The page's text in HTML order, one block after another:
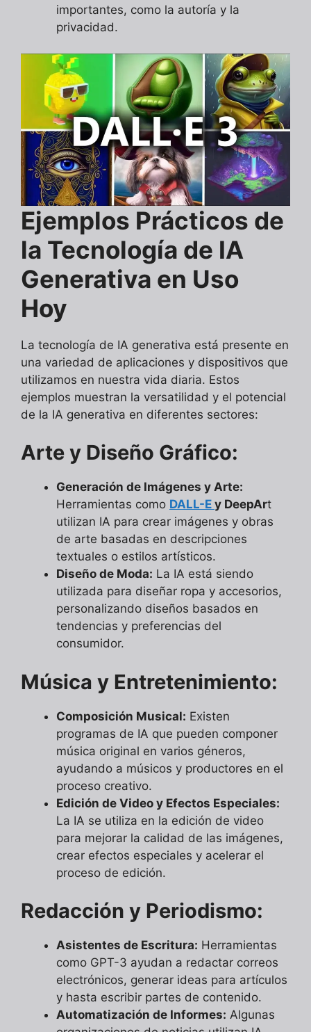
importantes, como la autoría y la
privacidad.
Ejemplos Prácticos de
la Tecnología de IA
Generativa en Uso
Hoy
La tecnología de IA generativa está presente en
una variedad de aplicaciones y dispositivos que
utilizamos en nuestra vida diaria. Estos
ejemplos muestran la versatilidad y el potencial
de la IA generativa en diferentes sectores:
Arte y Diseño Gráfico:
Generación de Imágenes y Arte:
Herramientas como DALL-E y DeepArt
utilizan IA para crear imágenes y obras
de arte basadas en descripciones
textuales o estilos artísticos.
Diseño de Moda: La IA está siendo
utilizada para diseñar ropa y accesorios,
personalizando diseños basados en
tendencias y preferencias del
consumidor.
Música y Entretenimiento:
Composición Musical: Existen
programas de IA que pueden componer
música original en varios géneros,
ayudando a músicos y productores en el
proceso creativo.
Edición de Video y Efectos Especiales:
La IA se utiliza en la edición de video
para mejorar la calidad de las imágenes,
crear efectos especiales y acelerar el
proceso de edición.
Redacción y Periodismo:
Asistentes de Escritura: Herramientas
como GPT-3 ayudan a redactar correos
electrónicos, generar ideas para artículos
y hasta escribir partes de contenido.
Automatización de Informes: Algunas